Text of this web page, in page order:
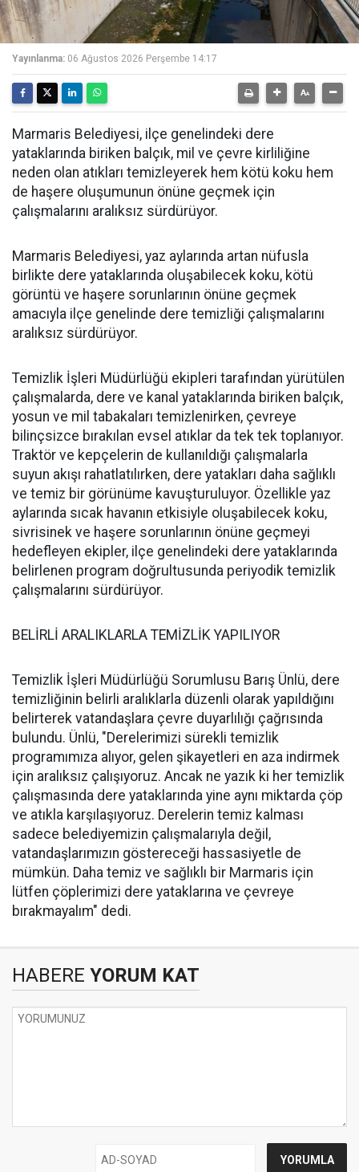
Yayınlanma: 06 Ağustos 2026 Perşembe 14:17
Marmaris Belediyesi, ilçe genelindeki dere
yataklarında biriken balçık, mil ve çevre kirliliğine
neden olan atıkları temizleyerek hem kötü koku hem
de haşere oluşumunun önüne geçmek için
çalışmalarını aralıksız sürdürüyor.
Marmaris Belediyesi, yaz aylarında artan nüfusla
birlikte dere yataklarında oluşabilecek koku, kötü
görüntü ve haşere sorunlarının önüne geçmek
amacıyla ilçe genelinde dere temizliği çalışmalarını
aralıksız sürdürüyor.
Temizlik İşleri Müdürlüğü ekipleri tarafından yürütülen
çalışmalarda, dere ve kanal yataklarında biriken balçık,
yosun ve mil tabakaları temizlenirken, çevreye
bilinçsizce bırakılan evsel atıklar da tek tek toplanıyor.
Traktör ve kepçelerin de kullanıldığı çalışmalarla
suyun akışı rahatlatılırken, dere yatakları daha sağlıklı
ve temiz bir görünüme kavuşturuluyor. Özellikle yaz
aylarında sıcak havanın etkisiyle oluşabilecek koku,
sivrisinek ve haşere sorunlarının önüne geçmeyi
hedefleyen ekipler, ilçe genelindeki dere yataklarında
belirlenen program doğrultusunda periyodik temizlik
çalışmalarını sürdürüyor.
BELİRLİ ARALIKLARLA TEMİZLİK YAPILIYOR
Temizlik İşleri Müdürlüğü Sorumlusu Barış Ünlü, dere
temizliğinin belirli aralıklarla düzenli olarak yapıldığını
belirterek vatandaşlara çevre duyarlılığı çağrısında
bulundu. Ünlü, "Derelerimizi sürekli temizlik
programımıza alıyor, gelen şikayetleri en aza indirmek
için aralıksız çalışıyoruz. Ancak ne yazık ki her temizlik
çalışmasında dere yataklarında yine aynı miktarda çöp
ve atıkla karşılaşıyoruz. Derelerin temiz kalması
sadece belediyemizin çalışmalarıyla değil,
vatandaşlarımızın göstereceği hassasiyetle de
mümkün. Daha temiz ve sağlıklı bir Marmaris için
lütfen çöplerimizi dere yataklarına ve çevreye
bırakmayalım" dedi.
HABERE YORUM KAT